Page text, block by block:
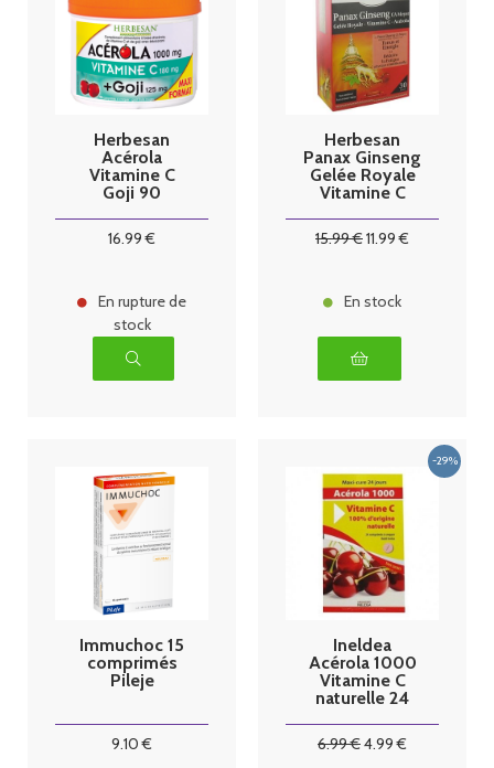
Herbesan
Acérola
Vitamine C
Goji 90
Maxi Pot
16.99 €
En rupture de
stock
Herbesan
Panax Ginseng
Gelée Royale
Vitamine C
Amp + 10
Offertes
15.99€11.99 €
En stock
Immuchoc 15
comprimés
Pileje
9.10 €
Ineldea
Acérola 1000
Vitamine C
naturelle 24
6.99€4.99 €